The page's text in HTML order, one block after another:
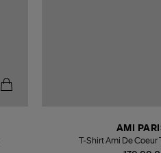
AMI
T-Shirt Ami De Coeur